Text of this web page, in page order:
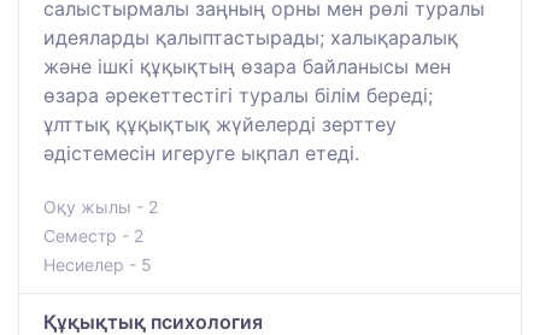
салыстырмалы заңның орны мен рөлі туралы
идеяларды қалыптастырады; халықаралық
және ішкі құқықтың өзара байланысы мен
өзара әрекеттестігі туралы білім береді;
ұлттық құқықтық жүйелерді зерттеу
әдістемесін игеруге ықпал етеді.
Оқу жылы - 2
Семестр - 2
Несиелер - 5
Құқықтық психология